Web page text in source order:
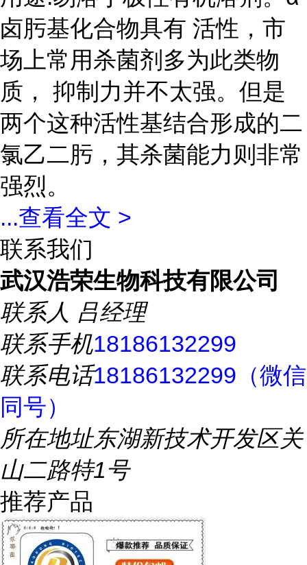
卤肟基化合物具有 活性，市
场上常用杀菌剂多为此类物
质， 抑制力并不太强。但是
两个这种活性基结合形成的二
氯乙二肟，其杀菌能力则非常
强烈。
...查看全文 >
联系我们
武汉浩荣生物科技有限公司
联系人 吕经理
联系手机18186132299
联系电话18186132299（微信
同号）
所在地址东湖新技术开发区关
山二路特1号
推荐产品